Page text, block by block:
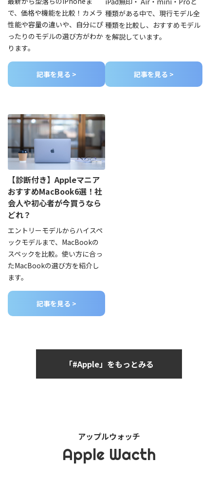
で、価格や機能を比較！カメラ
性能や容量の違いや、自分にぴ
ったりのモデルの選び方がわか
ります。
記事を見る >
種類がある中で、現行モデル全
種類を比較し、おすすめモデル
を解説しています。
記事を見る >
【診断付き】Appleマニア
おすすめMacBook6選！社
会人や初心者が今買うなら
どれ？
エントリーモデルからハイスペ
ックモデルまで、MacBookの
スペックを比較。使い方に合っ
たMacBookの選び方を紹介し
ます。
記事を見る >
「#Apple」をもっとみる
アップルウォッチ
Apple Wacth